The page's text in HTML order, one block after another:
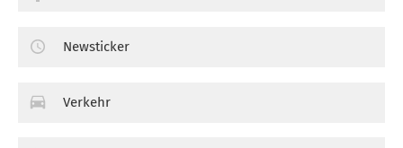
Newsticker
Verkehr